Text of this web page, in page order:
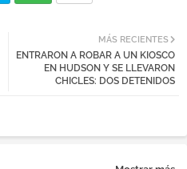
atsa
MÁS RECIENTES
ENTRARON A ROBAR A UN KIOSCO
EN HUDSON Y SE LLEVARON
CHICLES: DOS DETENIDOS